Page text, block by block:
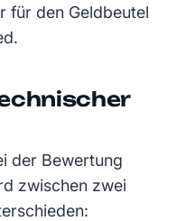
für den Geldbeutel
der Bewertung
zwischen zwei